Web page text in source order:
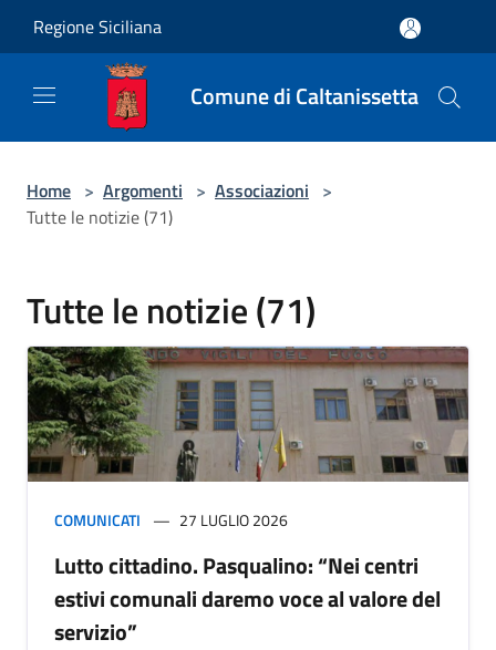
Regione Siciliana
Comune di Caltanissetta
Home > Argomenti > Associazioni >
Tutte le notizie (71)
Tutte le notizie (71)
COMUNICATI 27 LUGLIO 2026
Lutto cittadino. Pasqualino: “Nei centri
estivi comunali daremo voce al valore del
servizio”